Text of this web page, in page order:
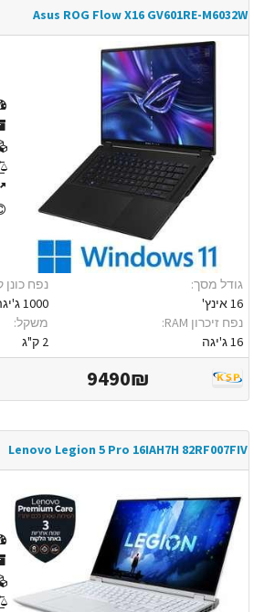
Asus ROG Flow X16 GV601RE-M6032W
גודל מסך:
16 אינץ'
נפח זיכרון RAM:
16 ג'יגה
נפח כונן
1000 ג'יגה
משקל:
2 ק"ג
9490₪
Lenovo Legion 5 Pro 16IAH7H 82RF007FIV